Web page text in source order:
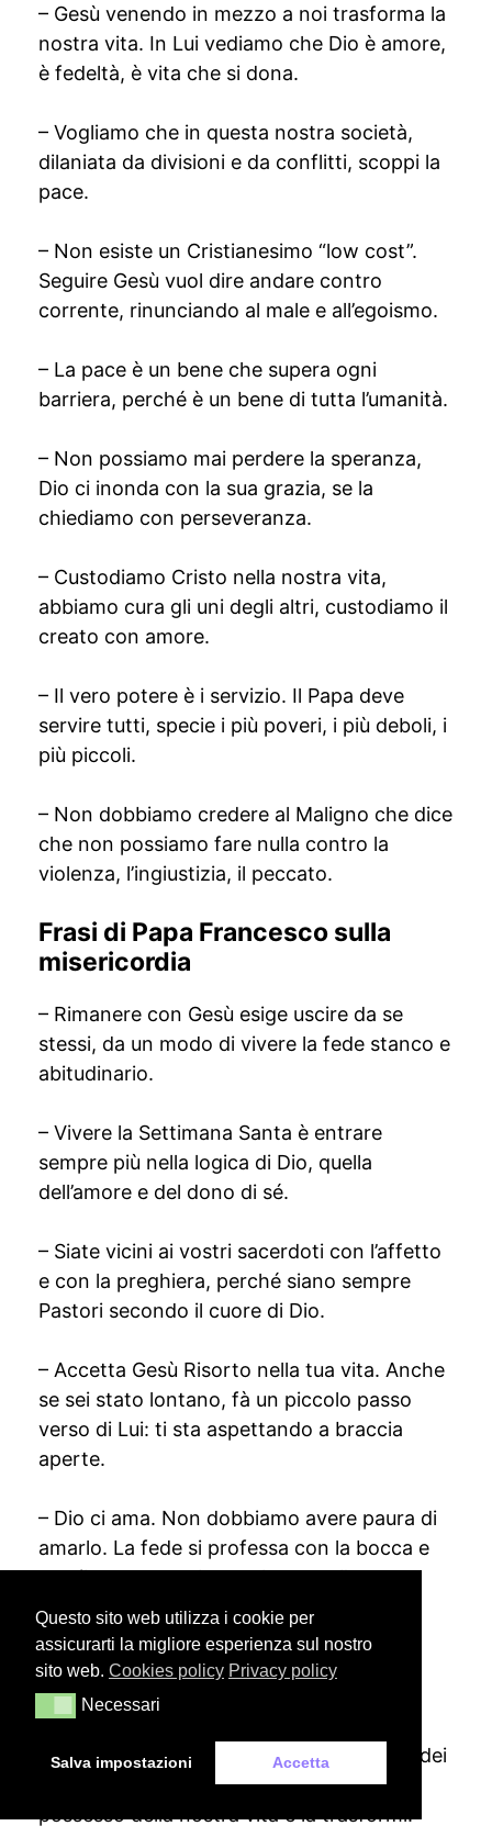
– Gesù venendo in mezzo a noi trasforma la
nostra vita. In Lui vediamo che Dio è amore,
è fedeltà, è vita che si dona.
– Vogliamo che in questa nostra società,
dilaniata da divisioni e da conflitti, scoppi la
pace.
– Non esiste un Cristianesimo “low cost”.
Seguire Gesù vuol dire andare contro
corrente, rinunciando al male e all’egoismo.
– La pace è un bene che supera ogni
barriera, perché è un bene di tutta l’umanità.
– Non possiamo mai perdere la speranza,
Dio ci inonda con la sua grazia, se la
chiediamo con perseveranza.
– Custodiamo Cristo nella nostra vita,
abbiamo cura gli uni degli altri, custodiamo il
creato con amore.
– Il vero potere è i servizio. Il Papa deve
servire tutti, specie i più poveri, i più deboli, i
più piccoli.
– Non dobbiamo credere al Maligno che dice
che non possiamo fare nulla contro la
violenza, l’ingiustizia, il peccato.
Frasi di Papa Francesco sulla
misericordia
– Rimanere con Gesù esige uscire da se
stessi, da un modo di vivere la fede stanco e
abitudinario.
– Vivere la Settimana Santa è entrare
sempre più nella logica di Dio, quella
dell’amore e del dono di sé.
– Siate vicini ai vostri sacerdoti con l’affetto
e con la preghiera, perché siano sempre
Pastori secondo il cuore di Dio.
– Accetta Gesù Risorto nella tua vita. Anche
se sei stato lontano, fà un piccolo passo
verso di Lui: ti sta aspettando a braccia
aperte.
– Dio ci ama. Non dobbiamo avere paura di
amarlo. La fede si professa con la bocca e
con il cuore, con la parola e con l’amore.
– Che bello è lo sguardo di Gesù su di noi,
quanta tenerezza! Non perdiamo mai la
fiducia nella misericordia paziente di Dio.
– Essere cristiano non si riduce a seguire dei
comandi, ma è lasciare che Cristo prenda
possesso della nostra vita e la trasformi.
Questo sito web utilizza i cookie per
assicurarti la migliore esperienza sul nostro
sito web. Cookies policy Privacy policy
NecessariNecessari
Salva impostazioni Accetta